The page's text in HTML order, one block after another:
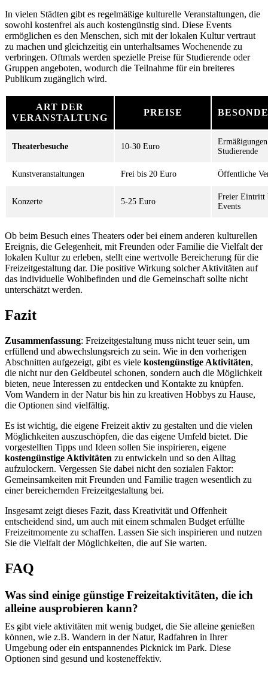
In vielen Städten gibt es regelmäßige kulturelle Veranstaltungen, die
sowohl kostenfrei als auch kostengünstig sind. Diese Events
ermöglichen es den Menschen, sich mit der lokalen Kultur vertraut
zu machen und gleichzeitig ein unterhaltsames Wochenende zu
verbringen. Oftmals werden spezielle Preise für Studierende oder
Gruppen angeboten, wodurch die Teilnahme für ein breiteres
Publikum zugänglich wird.
ART DER
VERANSTALTUNG
PREISE
Theaterbesuche 10-30 Euro
Studierende
Kunstveranstaltungen Frei bis 20 Euro Öffentliche
Konzerte 5-25 Euro
Freier Eintritt
Events
Ob beim Besuch eines Theaters oder bei einem anderen kulturellen
Ereignis, die Gelegenheit, mit Freunden oder Familie die Vielfalt der
lokalen Kultur zu erleben, stellt eine wertvolle Bereicherung für die
Freizeitgestaltung dar. Die positive Wirkung solcher Aktivitäten auf
das individuelle Wohlbefinden und die Gemeinschaft sollte nicht
unterschätzt werden.
Fazit
Zusammenfassung: Freizeitgestaltung muss nicht teuer sein, um
erfüllend und abwechslungsreich zu sein. Wie in den vorherigen
Abschnitten aufgezeigt, gibt es viele kostengünstige Aktivitäten,
die nicht nur den Geldbeutel schonen, sondern auch die Möglichkeit
bieten, neue Interessen zu entdecken und Kontakte zu knüpfen.
Vom Wandern in der Natur bis hin zu kreativen Hobbys zu Hause,
die Optionen sind vielfältig.
Es ist wichtig, die eigene Freizeit aktiv zu gestalten und die vielen
Möglichkeiten auszuschöpfen, die das eigene Umfeld bietet. Die
vorgestellten Tipps und Ideen sollen Sie inspirieren, eigene
kostengünstige Aktivitäten zu entwickeln und so den Alltag
aufzulockern. Vergessen Sie dabei nicht den sozialen Faktor:
Gemeinsamkeiten mit Freunden und Familie tragen wesentlich zu
einer bereichernden Freizeitgestaltung bei.
Insgesamt zeigt dieses Fazit, dass Kreativität und Offenheit
entscheidend sind, um auch mit einem schmalen Budget erfüllte
Freizeitmomente zu schaffen. Lassen Sie sich inspirieren und nutzen
Sie die Vielfalt der Möglichkeiten, die auf Sie warten.
FAQ
Was sind einige günstige Freizeitaktivitäten, die ich
alleine ausprobieren kann?
Es gibt viele aktivitäten mit wenig budget, die Sie alleine genießen
können, wie z.B. Wandern in der Natur, Radfahren in Ihrer
Umgebung oder ein entspannendes Picknick im Park. Diese
Optionen sind gesund und kosteneffektiv.